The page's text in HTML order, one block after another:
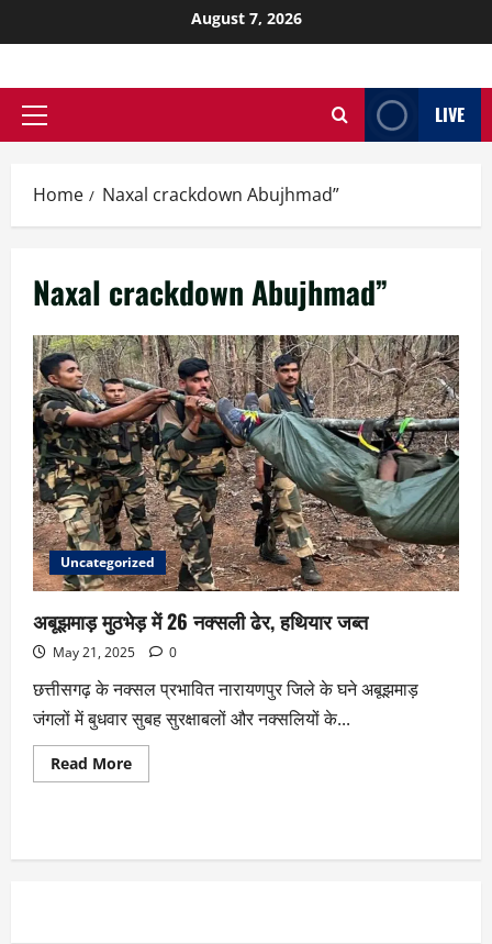
August 7, 2026
LIVE
Home Naxal crackdown Abujhmad”
Naxal crackdown Abujhmad”
Uncategorized
अबूझमाड़ मुठभेड़ में 26 नक्सली ढेर, हथियार जब्त
May 21, 2025 0
छत्तीसगढ़ के नक्सल प्रभावित नारायणपुर जिले के घने अबूझमाड़
जंगलों में बुधवार सुबह सुरक्षाबलों और नक्सलियों के...
Read More